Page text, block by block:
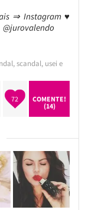
⇒ Instagram ♥
,scandal, usei e
72
COMENTE!
(14)